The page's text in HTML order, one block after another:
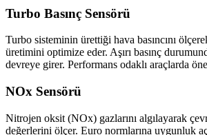
Turbo Basınç Sensörü
Turbo sisteminin ürettiği hava basıncını
üretimini optimize eder. Aşırı basınç
devreye girer. Performans odaklı araçlarda
NOx Sensörü
Nitrojen oksit (NOx) gazlarını algılayarak
değerlerini ölçer. Euro normlarına uygunluk